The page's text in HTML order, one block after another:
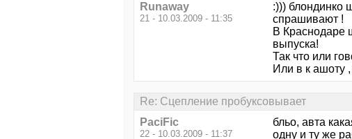
Runaway
21 - 10.03.2009 - 11:35
:))) блондинко
спрашивают !
В Краснодаре
выпуска!
Так что или
Или в к ашоту
Re: Сцепление пробуксовывает
PaciFic
22 - 10.03.2009 - 11:37
бльо, авта
одну и ту же